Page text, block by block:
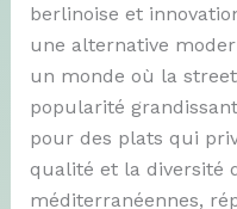
berlinoise et
une alternative
un monde où la
popularité
pour des plats qui
qualité et la diversité
méditerranéennes,